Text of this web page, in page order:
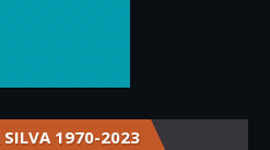
SILVA 1970-2023